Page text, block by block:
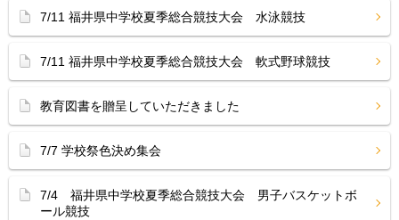
7/11 福井県中学校夏季総合競技大会 水泳競技
7/11 福井県中学校夏季総合競技大会 軟式野球競技
教育図書を贈呈していただきました
7/7 学校祭色決め集会
7/4 福井県中学校夏季総合競技大会 男子バスケットボ
ール競技